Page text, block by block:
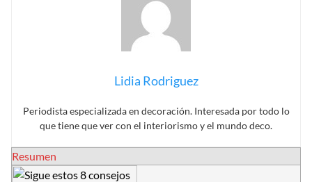
Lidia Rodriguez
Periodista especializada en decoración. Interesada por todo lo
que tiene que ver con el interiorismo y el mundo deco.
Resumen